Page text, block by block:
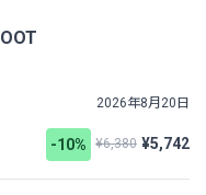
-10% ¥6,380 ¥5,742
2026年8月20日